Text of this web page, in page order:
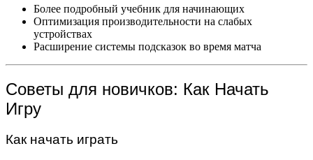
Более подробный учебник для начинающих
Оптимизация производительности на слабых
устройствах
Расширение системы подсказок во время матча
Советы для новичков: Как Начать
Игру
Как начать играть